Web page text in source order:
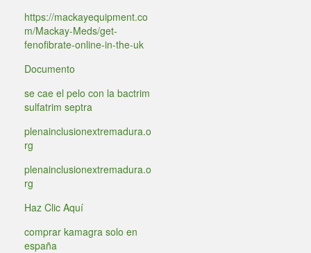
https://mackayequipment.co
m/Mackay-Meds/get-
fenofibrate-online-in-the-uk
Documento
se cae el pelo con la bactrim
sulfatrim septra
plenainclusionextremadura.o
rg
plenainclusionextremadura.o
rg
Haz Clic Aquí
comprar kamagra solo en
españa